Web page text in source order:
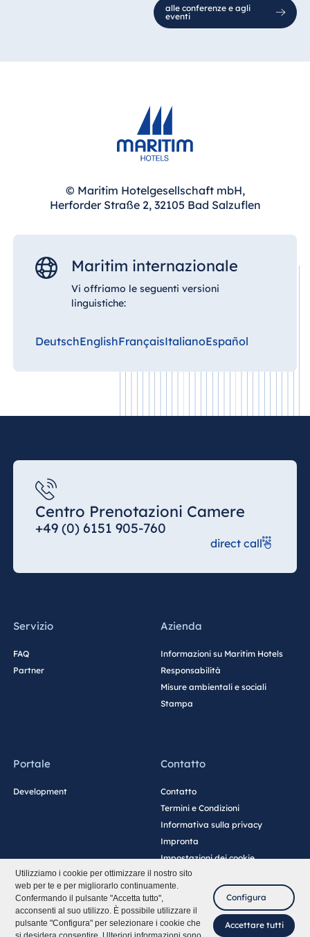
Utilizziamo i cookie per ottimizzare il nostro sito
web per te e per migliorarlo continuamente.
Confermando il pulsante "Accetta tutto",
acconsenti al suo utilizzo. È possibile utilizzare il
pulsante "Configura" per selezionare i cookie che
Configura
Accettare tutti
alle conferenze e agli
eventi
© Maritim Hotelgesellschaft mbH,
Herforder Straße 2, 32105 Bad Salzuflen
Maritim internazionale
Vi offriamo le seguenti versioni
linguistiche:
DeutschEnglishFrançaisItalianoEspañol
Centro Prenotazioni Camere
+49 (0) 6151 905-760
direct call
Servizio
FAQ
Partner
Azienda
Informazioni su Maritim Hotels
Responsabilità
Misure ambientali e sociali
Stampa
Portale
Development
Contatto
Contatto
Termini e Condizioni
Informativa sulla privacy
Impronta
Impostazioni dei cookie